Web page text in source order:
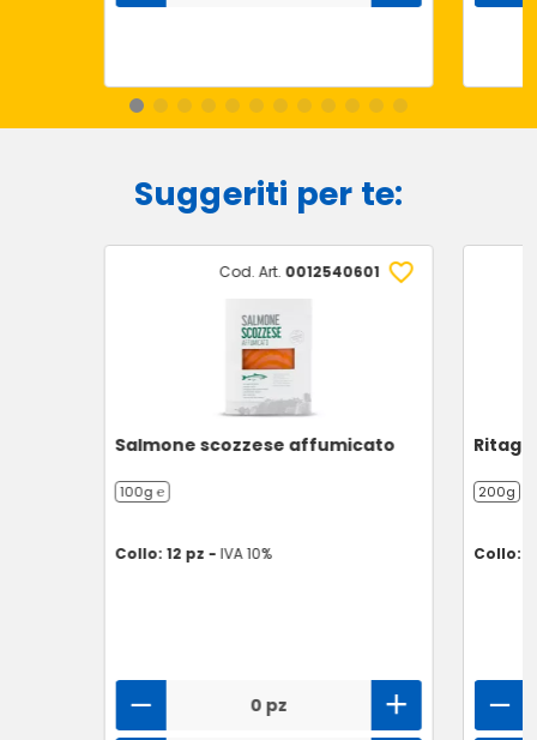
Suggeriti per te:
Cod. Art. 0012540601
Salmone scozzese affumicato
100g ℮
Collo: 12 pz - IVA 10%
0 pz
200g
Collo: